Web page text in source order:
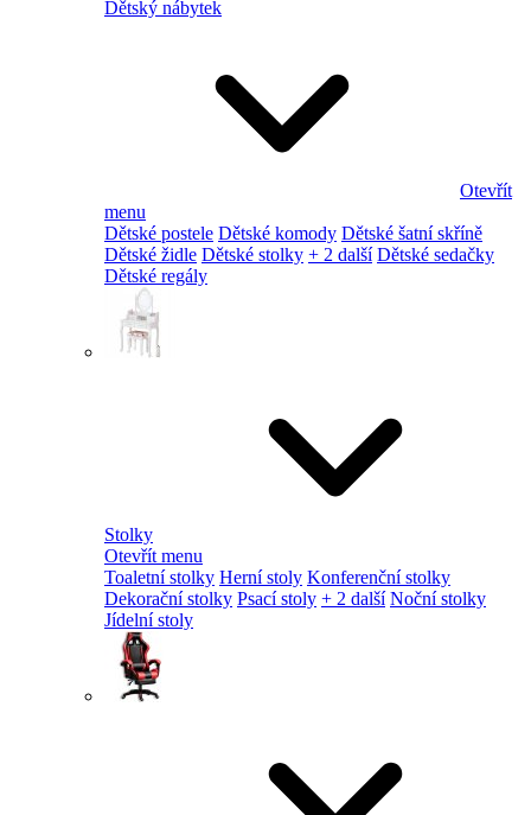
Dětský nábytek
Otevřít
menu
Dětské postele Dětské komody Dětské šatní skříně
Dětské židle Dětské stolky + 2 další Dětské sedačky
Dětské regály
Stolky
Otevřít menu
Toaletní stolky Herní stoly Konferenční stolky
Dekorační stolky Psací stoly + 2 další Noční stolky
Jídelní stoly